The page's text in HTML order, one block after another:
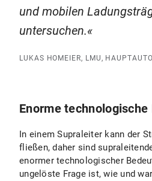
und mobilen
untersuchen.
LUKAS HOMEIER, LMU,
Enorme technologische
In einem Supraleiter kann der
fließen, daher sind
enormer technologischer
ungelöste Frage ist, wie und